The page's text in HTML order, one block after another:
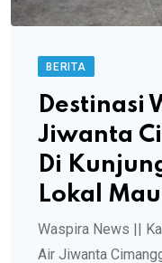
BERITA
Destinasi
Jiwanta
Di
Lokal
Waspira News ||
Air Jiwanta